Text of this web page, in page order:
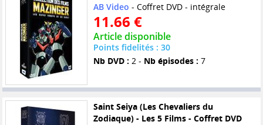
AB Video - Coffret DVD - intégrale
11.66 €
Article disponible
Points fidelités : 30
Nb DVD : 2 - Nb épisodes : 7
Saint Seiya (Les Chevaliers du
Zodiaque) - Les 5 Films - Coffret DVD